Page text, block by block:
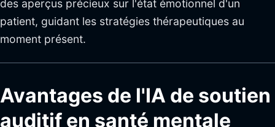
des aperçus précieux sur l'état émotionnel d'un
patient, guidant les stratégies thérapeutiques au
moment présent.
Avantages de l'IA de soutien
auditif en santé mentale